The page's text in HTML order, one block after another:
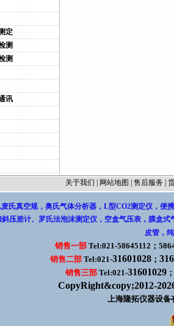
定
测
测
讯
关于我们 网站地图 售后服务
氏真空规， 奥氏气体分析器，L型CO2测定仪 ， 便
斜压差计、 罗氏法泡沫测定仪 ， 空盒气压表，膜盒式
皮管 ，
销售一部 Tel:021-58645112；
销售二部Tel:021-31601028；
销售三部 Tel:021-31601029 ；
CopyRight&copy;2012-
上海隆拓仪器设